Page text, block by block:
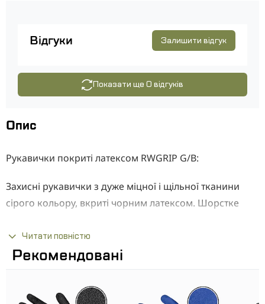
Відгуки Залишити відгук
Показати ще 0 відгуків
Опис
Рукавички покриті латексом RWGRIP G/B:
Захисні рукавички з дуже міцної і щільної тканини
сірого кольору, вкриті чорним латексом. Шорстке
надійний захоплення інструменту, знижує
потрапляння бруду.
Читати повністю
Рекомендовані